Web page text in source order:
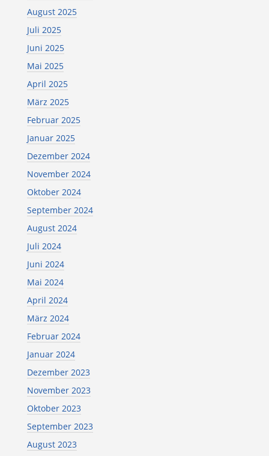
August 2025
Juli 2025
Juni 2025
Mai 2025
April 2025
März 2025
Februar 2025
Januar 2025
Dezember 2024
November 2024
Oktober 2024
September 2024
August 2024
Juli 2024
Juni 2024
Mai 2024
April 2024
März 2024
Februar 2024
Januar 2024
Dezember 2023
November 2023
Oktober 2023
September 2023
August 2023